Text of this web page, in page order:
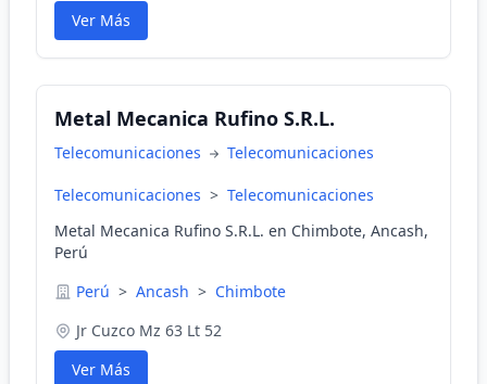
Ver Más
Metal Mecanica Rufino S.R.L.
Telecomunicaciones Telecomunicaciones
Telecomunicaciones > Telecomunicaciones
Metal Mecanica Rufino S.R.L. en Chimbote, Ancash,
Perú
Perú > Ancash > Chimbote
Jr Cuzco Mz 63 Lt 52
Ver Más